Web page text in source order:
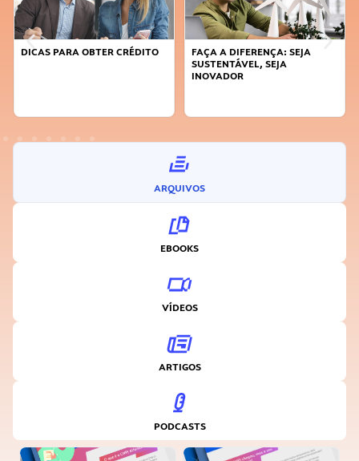
DICAS PARA OBTER CRÉDITO
FAÇA A DIFERENÇA: SEJA
SUSTENTÁVEL, SEJA
INOVADOR
ARQUIVOS
EBOOKS
VÍDEOS
ARTIGOS
PODCASTS